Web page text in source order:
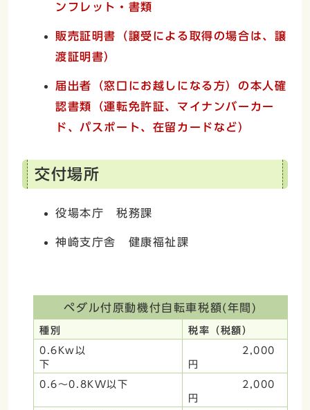
ンフレット・書類
販売証明書（譲受による取得の場合は、譲
渡証明書）
届出者（窓口にお越しになる方）の本人確
認書類（運転免許証、マイナンバーカー
ド、パスポート、在留カードなど）
交付場所
役場本庁 税務課
神崎支庁舎 健康福祉課
ペダル付原動機付自転車税額(年間)
種別 税率（税額）
0.6Kw以
下
2,000
円
0.6～0.8KW以下
2,000
円